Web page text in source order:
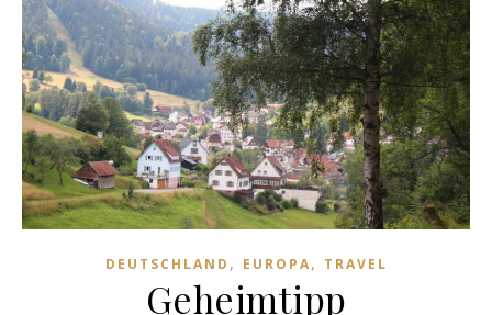
DEUTSCHLAND , EUROPA, TRAVEL
Geheimtipp